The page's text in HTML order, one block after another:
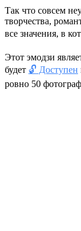
Так что совсем
творчества,
все значения, в
Этот эмодзи
будет 🔓 Доступен
ровно 50